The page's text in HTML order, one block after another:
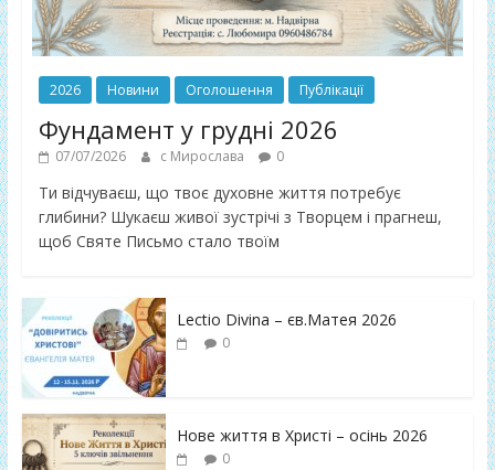
2026 Новини Оголошення Публікації
Фундамент у грудні 2026
07/07/2026 с Мирослава 0
Ти відчуваєш, що твоє духовне життя потребує
глибини? Шукаєш живої зустрічі з Творцем і прагнеш,
щоб Святе Письмо стало твоїм
Lectio Divina – єв.Матея 2026
0
Нове життя в Христі – осінь 2026
0